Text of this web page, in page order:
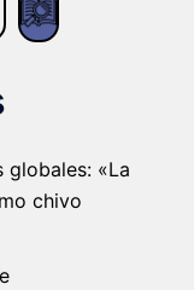
globales: «La
chivo